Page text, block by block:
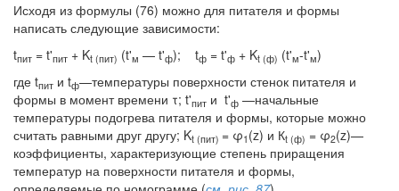
Исходя из формулы (76) можно для питателя и формы
написать следующие зависимости:
tпит = t'пит + Kt (пит) (t'м — t'ф); tф = t'ф + Kt (ф) (t'м-t'м)
где tпит и tф—температуры поверхности стенок питателя и
формы в момент времени τ; t'пит и t'ф —начальные
температуры подогрева питателя и формы, которые можно
считать равными друг другу; Kt (пит) = φ1 (z) и Кt (ф) = φ2(z)—
коэффициенты, характеризующие степень приращения
температур на поверхности питателя и формы,